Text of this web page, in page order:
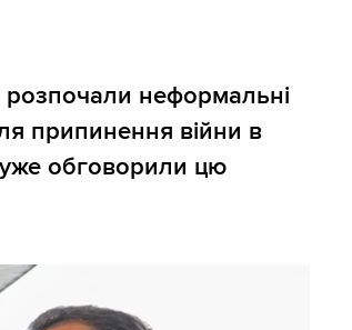
розпочали неформальні
припинення війни в
уже обговорили цю